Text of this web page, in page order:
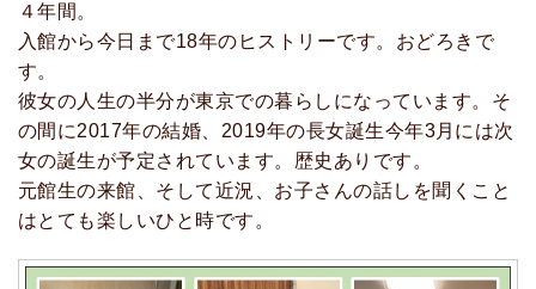
４年間。
入館から今日まで18年のヒストリーです。おどろきで
す。
彼女の人生の半分が東京での暮らしになっています。そ
の間に2017年の結婚、2019年の長女誕生今年3月には次
女の誕生が予定されています。歴史ありです。
元館生の来館、そして近況、お子さんの話しを聞くこと
はとても楽しいひと時です。